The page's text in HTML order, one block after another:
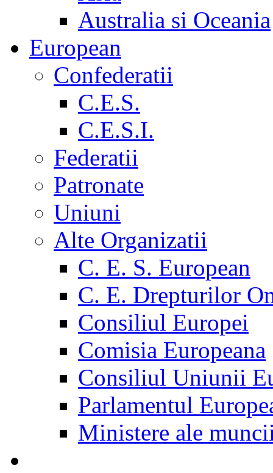
Australia si Oceania
European
Confederatii
C.E.S.
C.E.S.I.
Federatii
Patronate
Uniuni
Alte Organizatii
C. E. S. European
C. E. Drepturilor
Consiliul Europei
Comisia Europeana
Consiliul Uniunii
Parlamentul
Ministere ale